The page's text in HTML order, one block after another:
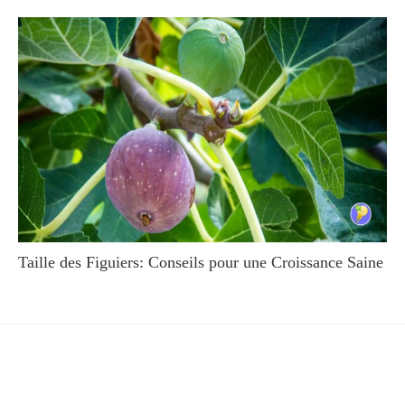
Taille des Figuiers: Conseils pour une Croissance Saine